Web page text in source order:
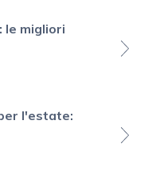
le migliori
l'estate: